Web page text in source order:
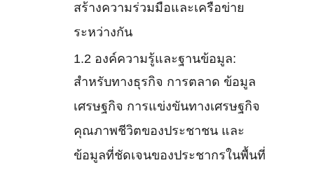
สร้างความร่วมมือและเครือข่าย
ระหว่างกัน
1.2 องค์ความรู้และฐานข้อมูล:
สำหรับทางธุรกิจ การตลาด ข้อมูล
เศรษฐกิจ การแข่งขันทางเศรษฐกิจ
คุณภาพชีวิตของประชาชน และ
ข้อมูลที่ชัดเจนของประชากรในพื้นที่